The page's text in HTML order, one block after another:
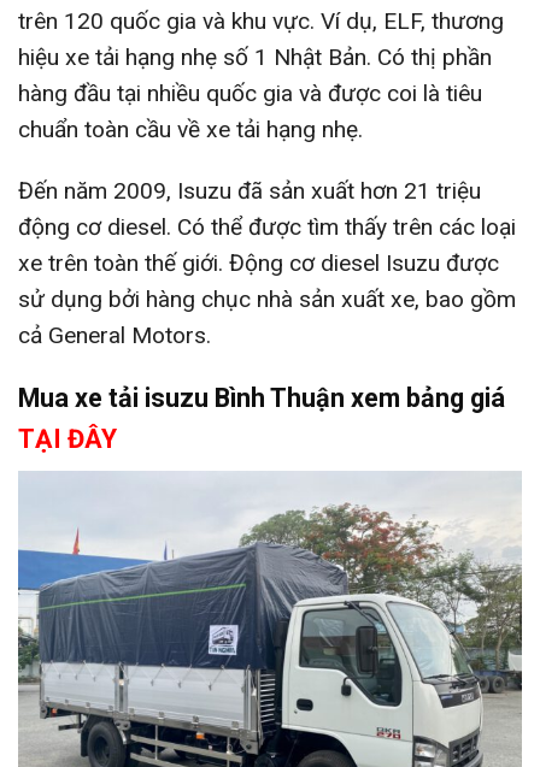
trên 120 quốc gia và khu vực. Ví dụ, ELF, thương
hiệu xe tải hạng nhẹ số 1 Nhật Bản. Có thị phần
hàng đầu tại nhiều quốc gia và được coi là tiêu
chuẩn toàn cầu về xe tải hạng nhẹ.
Đến năm 2009, Isuzu đã sản xuất hơn 21 triệu
động cơ diesel. Có thể được tìm thấy trên các loại
xe trên toàn thế giới. Động cơ diesel Isuzu được
sử dụng bởi hàng chục nhà sản xuất xe, bao gồm
cả General Motors.
Mua xe tải isuzu Bình Thuận xem bảng giá
TẠI ĐÂY